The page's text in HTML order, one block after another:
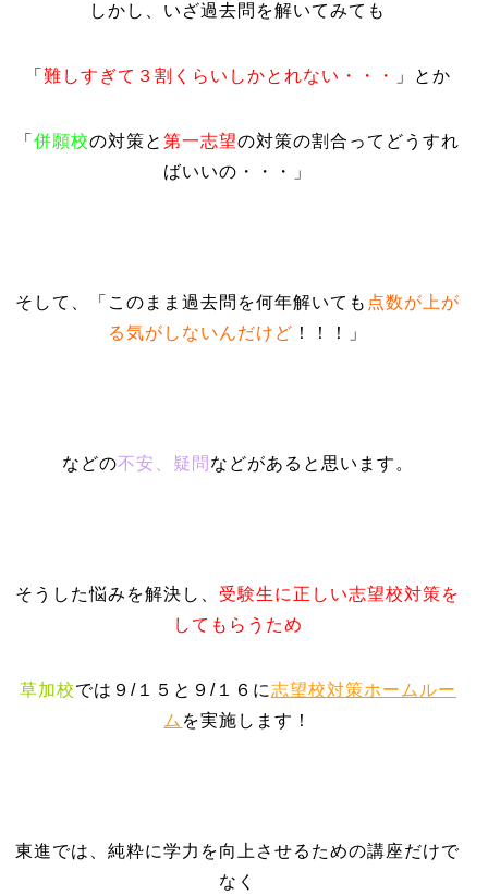
しかし、いざ過去問を解いてみても
「 難しすぎて３割くらいしかとれない・・・ 」とか
「併願校の対策と第一志望の対策の割合ってどうすれ
ばいいの・・・」
そして、「このまま過去問を何年解いても 点数が上が
る気がしないんだけど ！！！」
などの不安、疑問 などがあると思います。
そうした悩みを解決し、 受験生に正しい志望校対策を
してもらうため
草加校では９/１５と９/１６に志望校対策ホームルー
ム を実施します！
東進では、純粋に学力を向上させるための講座だけで
なく